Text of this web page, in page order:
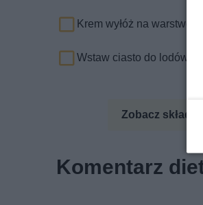
Krem wyłóż na warstwę
Wstaw ciasto do lodówki
Zobacz
Komentarz